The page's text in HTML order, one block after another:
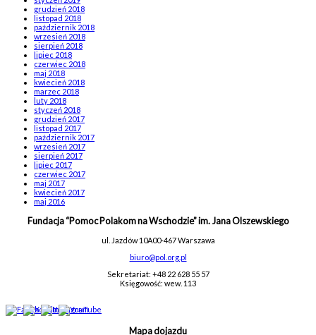
grudzień 2018
listopad 2018
październik 2018
wrzesień 2018
sierpień 2018
lipiec 2018
czerwiec 2018
maj 2018
kwiecień 2018
marzec 2018
luty 2018
styczeń 2018
grudzień 2017
listopad 2017
październik 2017
wrzesień 2017
sierpień 2017
lipiec 2017
czerwiec 2017
maj 2017
kwiecień 2017
maj 2016
Fundacja “Pomoc Polakom na Wschodzie” im. Jana Olszewskiego
ul. Jazdów 10A00-467 Warszawa
biuro@pol.org.pl
Sekretariat: +48 22 628 55 57
Księgowość: wew. 113
Mapa dojazdu